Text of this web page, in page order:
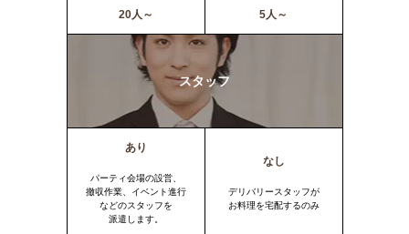
20人～ 5人～
スタッフ
あり
パーティ会場の設営、
撤収作業、イベント進行
などのスタッフを
派遣します。
なし
デリバリースタッフが
お料理を宅配するのみ